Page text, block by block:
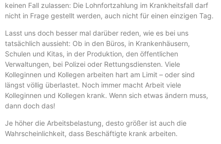
keinen Fall zulassen: Die Lohnfortzahlung im Krankheitsfall darf
nicht in Frage gestellt werden, auch nicht für einen einzigen Tag.
Lasst uns doch besser mal darüber reden, wie es bei uns
tatsächlich aussieht: Ob in den Büros, in Krankenhäusern,
Schulen und Kitas, in der Produktion, den öffentlichen
Verwaltungen, bei Polizei oder Rettungsdiensten. Viele
Kolleginnen und Kollegen arbeiten hart am Limit – oder sind
längst völlig überlastet. Noch immer macht Arbeit viele
Kolleginnen und Kollegen krank. Wenn sich etwas ändern muss,
dann doch das!
Je höher die Arbeitsbelastung, desto größer ist auch die
Wahrscheinlichkeit, dass Beschäftigte krank arbeiten.